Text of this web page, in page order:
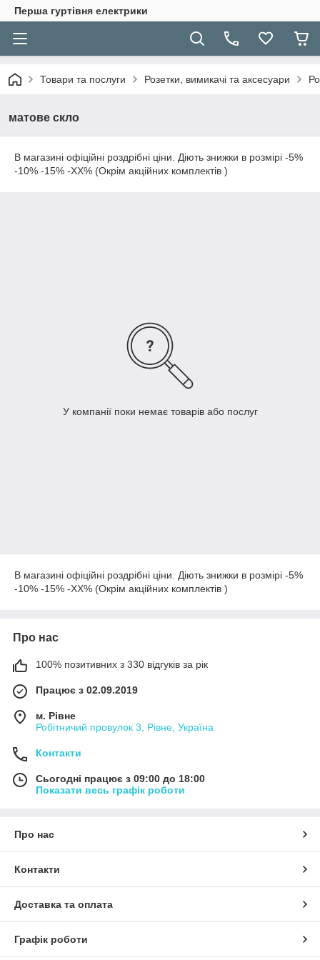
Перша гуртівня електрики
Товари та послуги Розетки, вимикачі та аксесуари
матове скло
В магазині офіційні роздрібні ціни. Діють знижки в розмірі -5%
-10% -15% -ХХ% (Окрім акційних комплектів )
У компанії поки немає товарів або послуг
В магазині офіційні роздрібні ціни. Діють знижки в розмірі -5%
-10% -15% -ХХ% (Окрім акційних комплектів )
Про нас
100% позитивних з 330 відгуків за рік
Працює з 02.09.2019
м. Рівне
Робітничий провулок 3, Рівне, Україна
Контакти
Сьогодні працює з 09:00 до 18:00
Показати весь графік роботи
Про нас
Контакти
Доставка та оплата
Графік роботи